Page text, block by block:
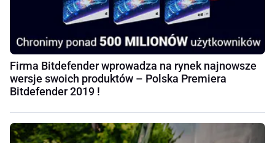
Firma Bitdefender wprowadza na rynek najnowsze
wersje swoich produktów – Polska Premiera
Bitdefender 2019 !